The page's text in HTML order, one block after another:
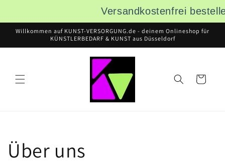
Versandkostenfrei
Willkommen auf KUNST-VERSORGUNG.de - deinem Onlineshop für
KÜNSTLERBEDARF & KUNST aus Düsseldorf
Warenkorb
Über uns